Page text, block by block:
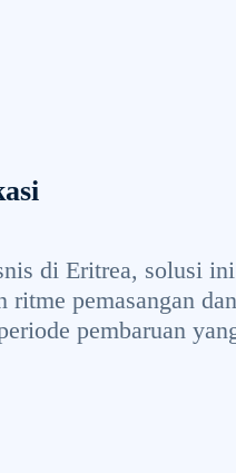
di Eritrea, solusi ini
ritme pemasangan dan
pembaruan